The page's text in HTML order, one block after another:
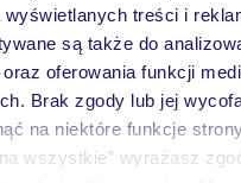
wyświetlanych treści i
są także do
oferowania funkcji
Brak zgody lub jej
na niektóre funkcje
wszystkie” wyrażasz